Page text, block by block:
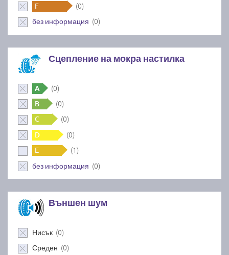
F (0)
без информация (0)
Сцепление на мокра настилка
A (0)
B (0)
C (0)
D (0)
E (1)
без информация (0)
Външен шум
Нисък (0)
Среден (0)